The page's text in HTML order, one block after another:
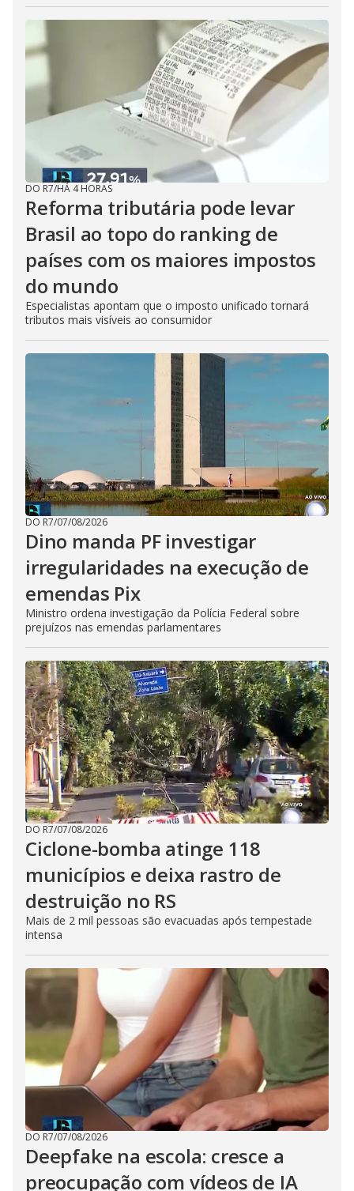
DO R7/HÁ 4 HORAS
Reforma tributária pode levar
Brasil ao topo do ranking de
países com os maiores impostos
do mundo
Especialistas apontam que o imposto unificado tornará
tributos mais visíveis ao consumidor
DO R7/07/08/2026
Dino manda PF investigar
irregularidades na execução de
emendas Pix
Ministro ordena investigação da Polícia Federal sobre
prejuízos nas emendas parlamentares
DO R7/07/08/2026
Ciclone-bomba atinge 118
municípios e deixa rastro de
destruição no RS
Mais de 2 mil pessoas são evacuadas após tempestade
intensa
DO R7/07/08/2026
Deepfake na escola: cresce a
preocupação com vídeos de IA